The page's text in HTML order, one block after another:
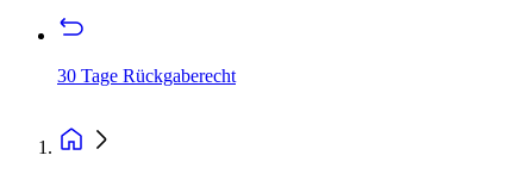
30 Tage Rückgaberecht